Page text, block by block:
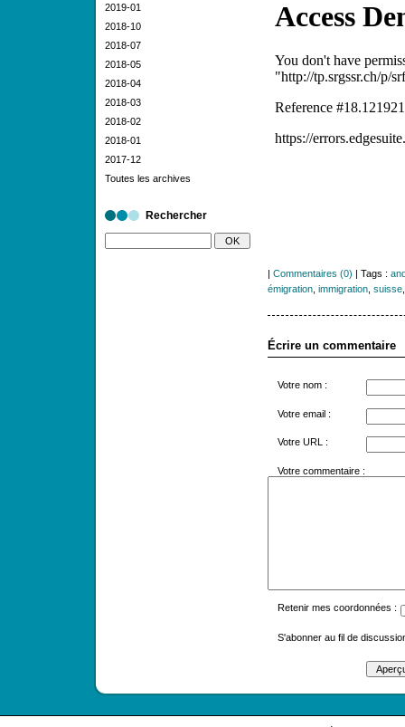
2019-01
2018-10
2018-07
2018-05
2018-04
2018-03
2018-02
2018-01
2017-12
Toutes les archives
Rechercher
| Commentaires (0) | Tags :
émigration, immigration, suisse
Écrire un commentaire
Votre nom :
Votre email :
Votre URL :
Votre commentaire :
Retenir mes coordonnées :
S'abonner au fil de